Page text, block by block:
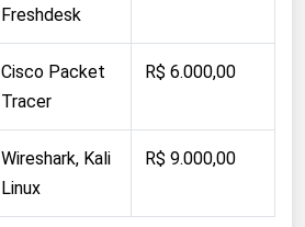
Freshdesk
Cisco Packet
Tracer
R$ 6.000,00
Wireshark, Kali
Linux
R$ 9.000,00